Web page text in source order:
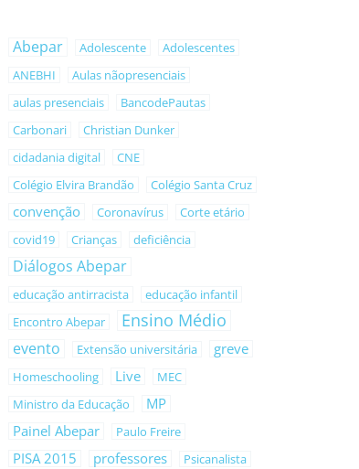
Abepar Adolescente
Adolescentes
ANEBHI
Aulas nãopresenciais
aulas presenciais
BancodePautas
Carbonari
Christian Dunker
cidadania digital
CNE
Colégio Elvira Brandão
Colégio Santa Cruz
convenção Coronavírus
Corte etário
covid19
Crianças deficiência
Diálogos Abepar
educação antirracista
educação infantil
Encontro Abepar
Ensino Médio
evento Extensão universitária greve
Homeschooling Live
MEC
Ministro da Educação
MP
Painel Abepar
Paulo Freire
PISA 2015 professores Psicanalista